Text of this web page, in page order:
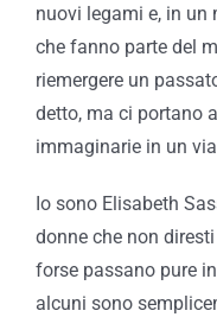
nuovi legami e, in un
che fanno parte del
riemergere un
detto, ma ci portano
immaginarie in un
Io sono Elisabeth
donne che non
forse passano pure
alcuni sono